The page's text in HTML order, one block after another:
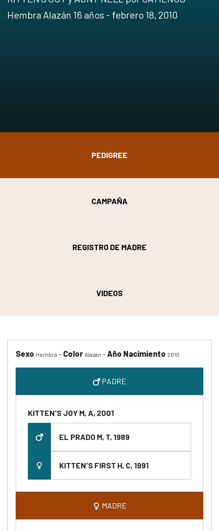
Hembra Alazán 16 años - febrero 18, 2010
PEDIGREE
CAMPAÑA
REGISTRO DE MADRE
VIDEOS
Sexo Hembra - Color Alazán -Año Nacimiento 2010
PADRE
KITTEN'S JOY M, A, 2001
EL PRADO M, T, 1989
KITTEN'S FIRST H, C, 1991
MADRE